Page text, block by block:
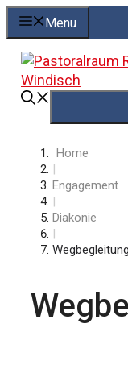
Springe
zum
Inhalt
Menu
Home
|
Engagement
|
Diakonie
|
Wegbegleitung